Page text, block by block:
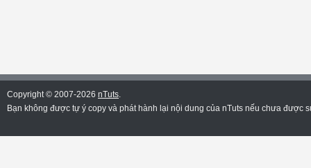
Copyright © 2007-2026 nTuts.
Bạn không được tự ý copy và phát hành lại nội dung của nTuts nếu chưa được